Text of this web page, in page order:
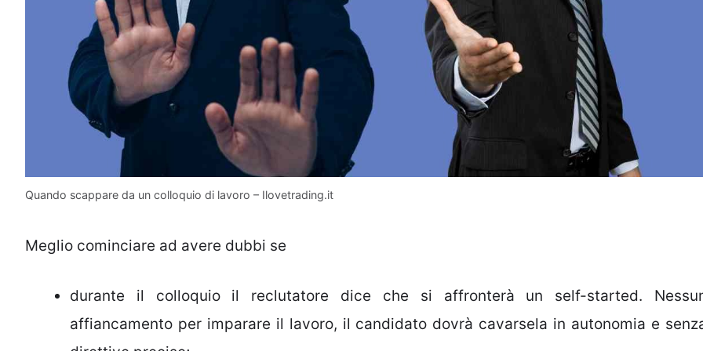
Quando scappare da un colloquio di lavoro – Ilovetrading.it
Meglio cominciare ad avere dubbi se
durante il colloquio il reclutatore dice che si affronterà un self-started.
affiancamento per imparare il lavoro, il candidato dovrà cavarsela in autonomia e